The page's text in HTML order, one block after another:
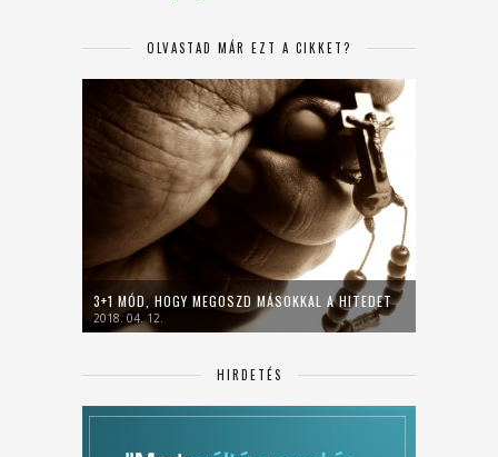
OLVASTAD MÁR EZT A CIKKET?
3+1 MÓD, HOGY MEGOSZD MÁSOKKAL A HITEDET
2018. 04. 12.
HIRDETÉS